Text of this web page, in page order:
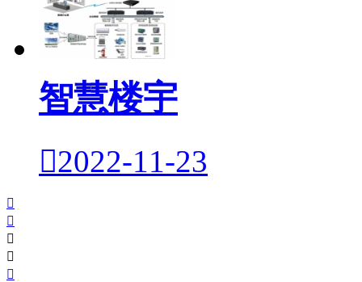
智慧楼宇
2022-11-23




